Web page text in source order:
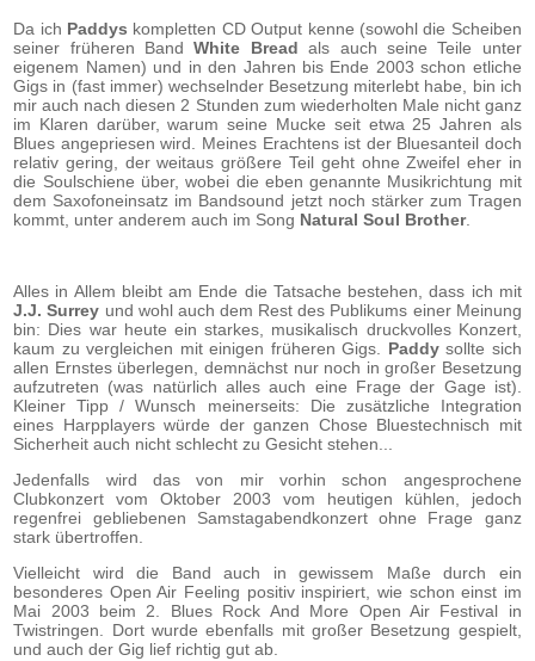
Da ich Paddys kompletten CD Output kenne (sowohl die Scheiben
seiner früheren Band White Bread als auch seine Teile unter
eigenem Namen) und in den Jahren bis Ende 2003 schon etliche
Gigs in (fast immer) wechselnder Besetzung miterlebt habe, bin ich
mir auch nach diesen 2 Stunden zum wiederholten Male nicht ganz
im Klaren darüber, warum seine Mucke seit etwa 25 Jahren als
Blues angepriesen wird. Meines Erachtens ist der Bluesanteil doch
relativ gering, der weitaus größere Teil geht ohne Zweifel eher in
die Soulschiene über, wobei die eben genannte Musikrichtung mit
dem Saxofoneinsatz im Bandsound jetzt noch stärker zum Tragen
kommt, unter anderem auch im Song Natural Soul Brother.
Alles in Allem bleibt am Ende die Tatsache bestehen, dass ich mit
J.J. Surrey und wohl auch dem Rest des Publikums einer Meinung
bin: Dies war heute ein starkes, musikalisch druckvolles Konzert,
kaum zu vergleichen mit einigen früheren Gigs. Paddysollte sich
allen Ernstes überlegen, demnächst nur noch in großer Besetzung
aufzutreten (was natürlich alles auch eine Frage der Gage ist).
Kleiner Tipp / Wunsch meinerseits: Die zusätzliche Integration
eines Harpplayers würde der ganzen Chose Bluestechnisch mit
Sicherheit auch nicht schlecht zu Gesicht stehen...
Jedenfalls wird das von mir vorhin schon angesprochene
Clubkonzert vom Oktober 2003 vom heutigen kühlen, jedoch
regenfrei gebliebenen Samstagabendkonzert ohne Frage ganz
stark übertroffen.
Vielleicht wird die Band auch in gewissem Maße durch ein
besonderes Open Air Feeling positiv inspiriert, wie schon einst im
Mai 2003 beim 2. Blues Rock And More Open Air Festival in
Twistringen. Dort wurde ebenfalls mit großer Besetzung gespielt,
und auch der Gig lief richtig gut ab.